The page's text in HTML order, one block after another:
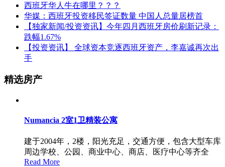
西班牙华人牛在哪里？？？
华媒：西班牙投资移民签证数量 中国人总量居榜首
【独家新闻/投资资讯】今年四月西班牙房价刷新记录：
跌幅1.67%
【投资资讯】 全球资本竞逐西班牙资产，李嘉诚再次出
手
精选房产
Numancia 2室1卫精装公寓
建于2004年，2楼，阳光充足，交通方便，包含大型车库
周边学校、公园、商业中心、商店、医疗中心等齐全
Read More